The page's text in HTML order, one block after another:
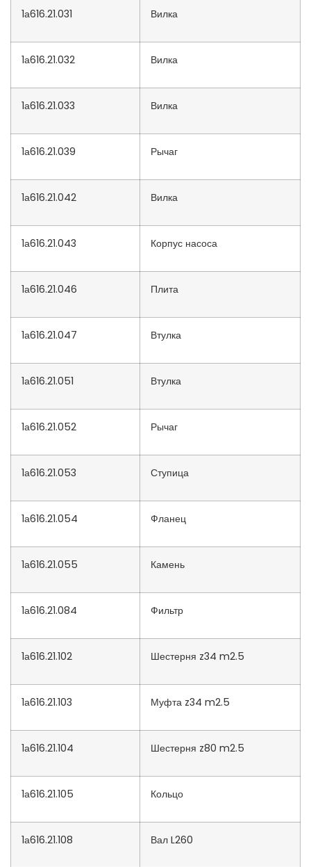
1а616.21.031 Вилка
1а616.21.032 Вилка
1а616.21.033 Вилка
1а616.21.039 Рычаг
1а616.21.042 Вилка
1а616.21.043 Корпус насоса
1а616.21.046 Плита
1а616.21.047 Втулка
1а616.21.051 Втулка
1а616.21.052 Рычаг
1а616.21.053 Ступица
1а616.21.054 Фланец
1а616.21.055 Камень
1а616.21.084 Фильтр
1а616.21.102 Шестерня z34 m2.5
1а616.21.103 Муфта z34 m2.5
1а616.21.104 Шестерня z80 m2.5
1а616.21.105 Кольцо
1а616.21.108 Вал L260